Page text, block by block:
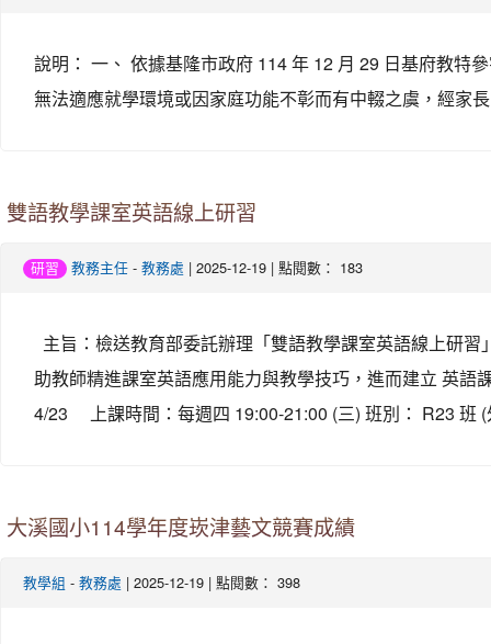
說明： 一、 依據基隆市政府 114 年 12 月 29 日基府教特
無法適應就學環境或因家庭功能不彰而有中輟之虞，經家
雙語教學課室英語線上研習
研習 教務主任 - 教務處 | 2025-12-19 | 點閱數： 183
主旨：檢送教育部委託辦理「雙語教學課室英語線上研
助教師精進課室英語應用能力與教學技巧，進而建立 英語
4/23 上課時間：每週四 19:00-21:00 (三) 班別： R23 班
大溪國小114學年度崁津藝文競賽成績
教學組 - 教務處 | 2025-12-19 | 點閱數： 398